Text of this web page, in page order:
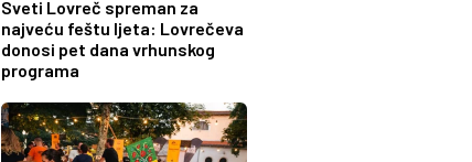
Sveti Lovreč spreman za
najveću feštu ljeta: Lovrečeva
donosi pet dana vrhunskog
programa